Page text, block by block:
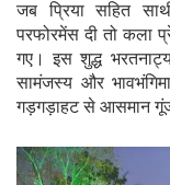
जब प्रिया सहित
परफोरमेंस दी तो कला
गए। इस शुद्ध
सामंजस्य और
गड़गड़ाहट से आसमान